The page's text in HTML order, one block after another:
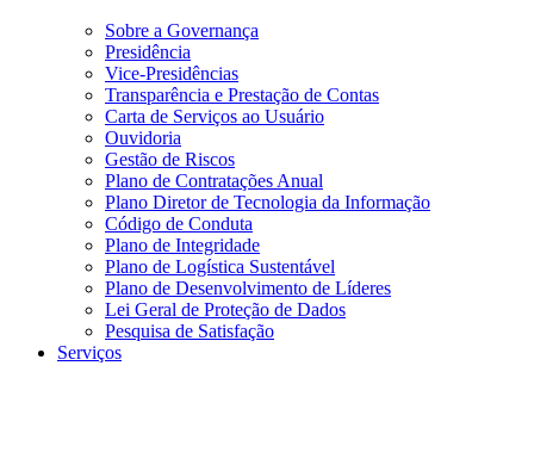
Sobre a Governança
Presidência
Vice-Presidências
Transparência e Prestação de Contas
Carta de Serviços ao Usuário
Ouvidoria
Gestão de Riscos
Plano de Contratações Anual
Plano Diretor de Tecnologia da Informação
Código de Conduta
Plano de Integridade
Plano de Logística Sustentável
Plano de Desenvolvimento de Líderes
Lei Geral de Proteção de Dados
Pesquisa de Satisfação
Serviços